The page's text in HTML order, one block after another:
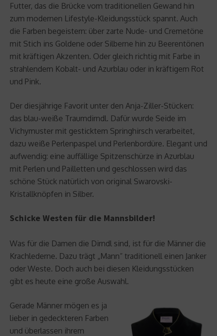
Futter, das die Brücke vom traditionellen Gewand hin
zum modernen Lifestyle-Kleidungsstück spannt. Auch
die Farben begeistern: über zarte Nude- und Cremetöne
mit Stich ins Goldene oder Silberne hin zu Beerentönen
mit kräftigen Akzenten. Oder gleich richtig mit Farbe in
strahlendem Kobalt- und Azurblau oder in kräftigem Rot
und Pink.
Der diesjährige Favorit unter den Anja-Ziller-Stücken:
das blau-weiße Traumdirndl. Dafür wurde Seide im
Vichymuster mit gesticktem Springhirsch verarbeitet,
dazu weiße Perlenpaspel und Perlenbordüre. Elegant und
aufwendig: eine auffällige Spitzenschürze in Azurblau
mit Perlen und Pailletten und geschlossen wird das
schöne Stück natürlich von original Swarovski-
Kristallknöpfen in Silber.
Schicke Westen für die Mannsbilder!
Was für die Damen die Dirndl sind, ist für die Männer die
Krachlederne. Dazu trägt „Mann“ traditionell einen Janker
oder Weste. Doch auch bei diesen Kleidungsstücken
gibt es heute eine große Auswahl.
Gerade Männer mögen es ja
lieber in gedeckteren Farben
und überlassen ihrem